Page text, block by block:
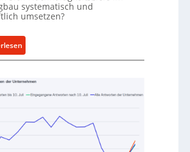
t
A
k
a
f
v
n
systematisch und
umsetzen?
:
M
t
h
d